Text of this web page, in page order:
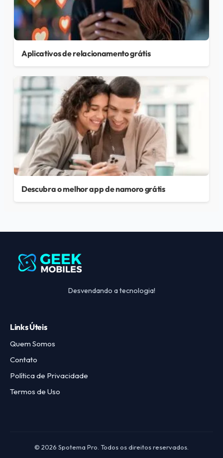
Aplicativos de relacionamento grátis
Descubra o melhor app de namoro grátis
Desvendando a tecnologia!
Links Úteis
Quem Somos
Contato
Política de Privacidade
Termos de Uso
© 2026 Spotema Pro. Todos os direitos reservados.